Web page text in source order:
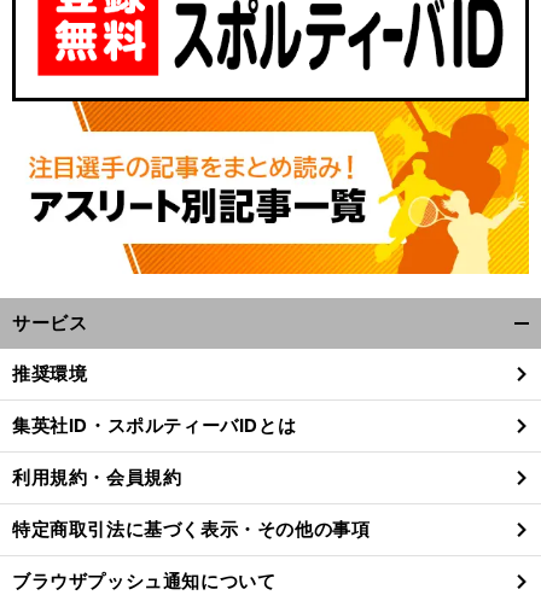
へ
サービス
閉
る
推奨環境
集英社ID・スポルティーバIDとは
利用規約・会員規約
特定商取引法に基づく表示・その他の事項
ブラウザプッシュ通知について